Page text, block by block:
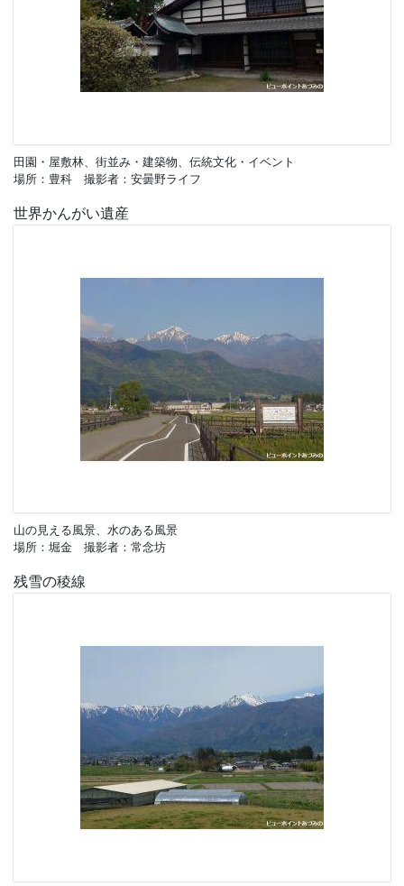
田園・屋敷林、街並み・建築物、伝統文化・イベント
場所：豊科 撮影者：安曇野ライフ
世界かんがい遺産
山の見える風景、水のある風景
場所：堀金 撮影者：常念坊
残雪の稜線